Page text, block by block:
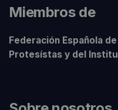
Miembros de
Federación Española
Protesístas y del